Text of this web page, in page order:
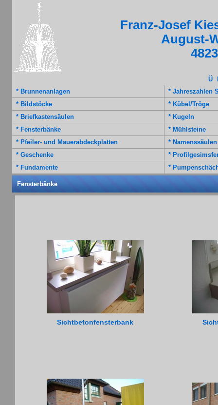
Franz-Josef
August-
* Brunnenanlagen
* Bildstöcke
* Briefkastensäulen
* Fensterbänke
* Pfeiler- und Mauerabdeckplatten
* Geschenke
* Fundamente
* Jahreszahlen
* Kübel/Tröge
* Kugeln
* Mühlsteine
* Namenssäulen
*
*
Fensterbänke
Sichtbetonfensterbank